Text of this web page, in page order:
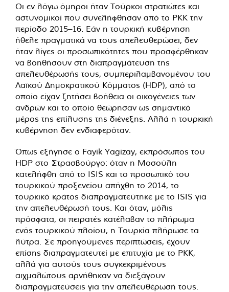
Οι εν λόγω όμηροι ήταν Τούρκοι στρατιώτες και
αστυνομικοί που συνελήφθησαν από το PKK την
περίοδο 2015–16. Εάν η τουρκική κυβέρνηση
ήθελε πραγματικά να τους απελευθερώσει, δεν
ήταν λίγες οι προσωπικότητες που προσφέρθηκαν
να βοηθήσουν στη διαπραγμάτευση της
απελευθέρωσής τους, συμπεριλαμβανομένου του
Λαϊκού Δημοκρατικού Κόμματος (HDP), από το
οποίο είχαν ζητήσει βοήθεια οι οικογένειες των
ανδρών και το οποίο θεώρησαν ως σημαντικό
μέρος της επίλυσης της διένεξης. Αλλά η τουρκική
κυβέρνηση δεν ενδιαφερόταν.
Όπως εξήγησε ο Fayik Yagizay, εκπρόσωπος του
HDP στο Στρασβούργο: όταν η Μοσούλη
κατελήφθη από το ISIS και το προσωπικό του
τουρκικού προξενείου απήχθη το 2014, το
τουρκικό κράτος διαπραγματεύτηκε με το ISIS για
την απελευθέρωσή τους. Και όταν, μόλις
πρόσφατα, οι πειρατές κατέλαβαν το πλήρωμα
ενός τουρκικού πλοίου, η Τουρκία πλήρωσε τα
λύτρα. Σε προηγούμενες περιπτώσεις, έχουν
επίσης διαπραγματευτεί με επιτυχία με το PKK,
αλλά για αυτούς τους συγκεκριμένους
αιχμαλώτους αρνήθηκαν να διεξάγουν
διαπραγματεύσεις για την απελευθέρωσή τους.